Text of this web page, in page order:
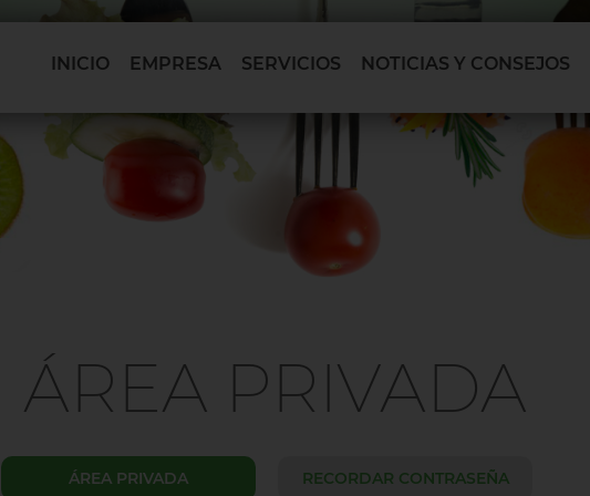
INICIO EMPRESA SERVICIOS NOTICIAS Y CONSEJOS
ÁREA PRIVADA
ÁREA PRIVADA RECORDAR CONTRASEÑA